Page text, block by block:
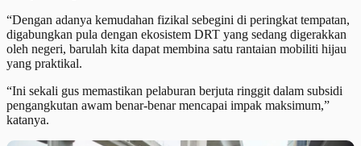
“Dengan adanya kemudahan fizikal sebegini di peringkat tempatan,
digabungkan pula dengan ekosistem DRT yang sedang digerakkan
oleh negeri, barulah kita dapat membina satu rantaian mobiliti hijau
yang praktikal.
“Ini sekali gus memastikan pelaburan berjuta ringgit dalam subsidi
pengangkutan awam benar-benar mencapai impak maksimum,”
katanya.